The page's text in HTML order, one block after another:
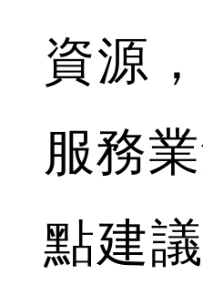
資源
服務
點建